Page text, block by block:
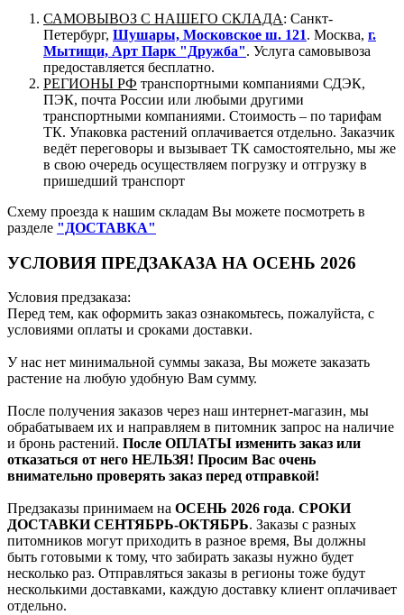
САМОВЫВОЗ С НАШЕГО СКЛАДА: Санкт-
Петербург, Шушары, Московское ш. 121. Москва, г.
Мытищи, Арт Парк "Дружба". Услуга самовывоза
предоставляется бесплатно.
РЕГИОНЫ РФ транспортными компаниями СДЭК,
ПЭК, почта России или любыми другими
транспортными компаниями. Стоимость – по тарифам
ТК. Упаковка растений оплачивается отдельно. Заказчик
ведёт переговоры и вызывает ТК самостоятельно, мы же
в свою очередь осуществляем погрузку и отгрузку в
пришедший транспорт
Схему проезда к нашим складам Вы можете посмотреть в
разделе "ДОСТАВКА"
УСЛОВИЯ ПРЕДЗАКАЗА НА ОСЕНЬ 2026
Условия предзаказа:
Перед тем, как оформить заказ ознакомьтесь, пожалуйста, с
условиями оплаты и сроками доставки.
У нас нет минимальной суммы заказа, Вы можете заказать
растение на любую удобную Вам сумму.
После получения заказов через наш интернет-магазин, мы
обрабатываем их и направляем в питомник запрос на наличие
и бронь растений. После ОПЛАТЫ изменить заказ или
отказаться от него НЕЛЬЗЯ! Просим Вас очень
внимательно проверять заказ перед отправкой!
Предзаказы принимаем на ОСЕНЬ 2026 года. СРОКИ
ДОСТАВКИ СЕНТЯБРЬ-ОКТЯБРЬ. Заказы с разных
питомников могут приходить в разное время, Вы должны
быть готовыми к тому, что забирать заказы нужно будет
несколько раз. Отправляться заказы в регионы тоже будут
несколькими доставками, каждую доставку клиент оплачивает
отдельно.